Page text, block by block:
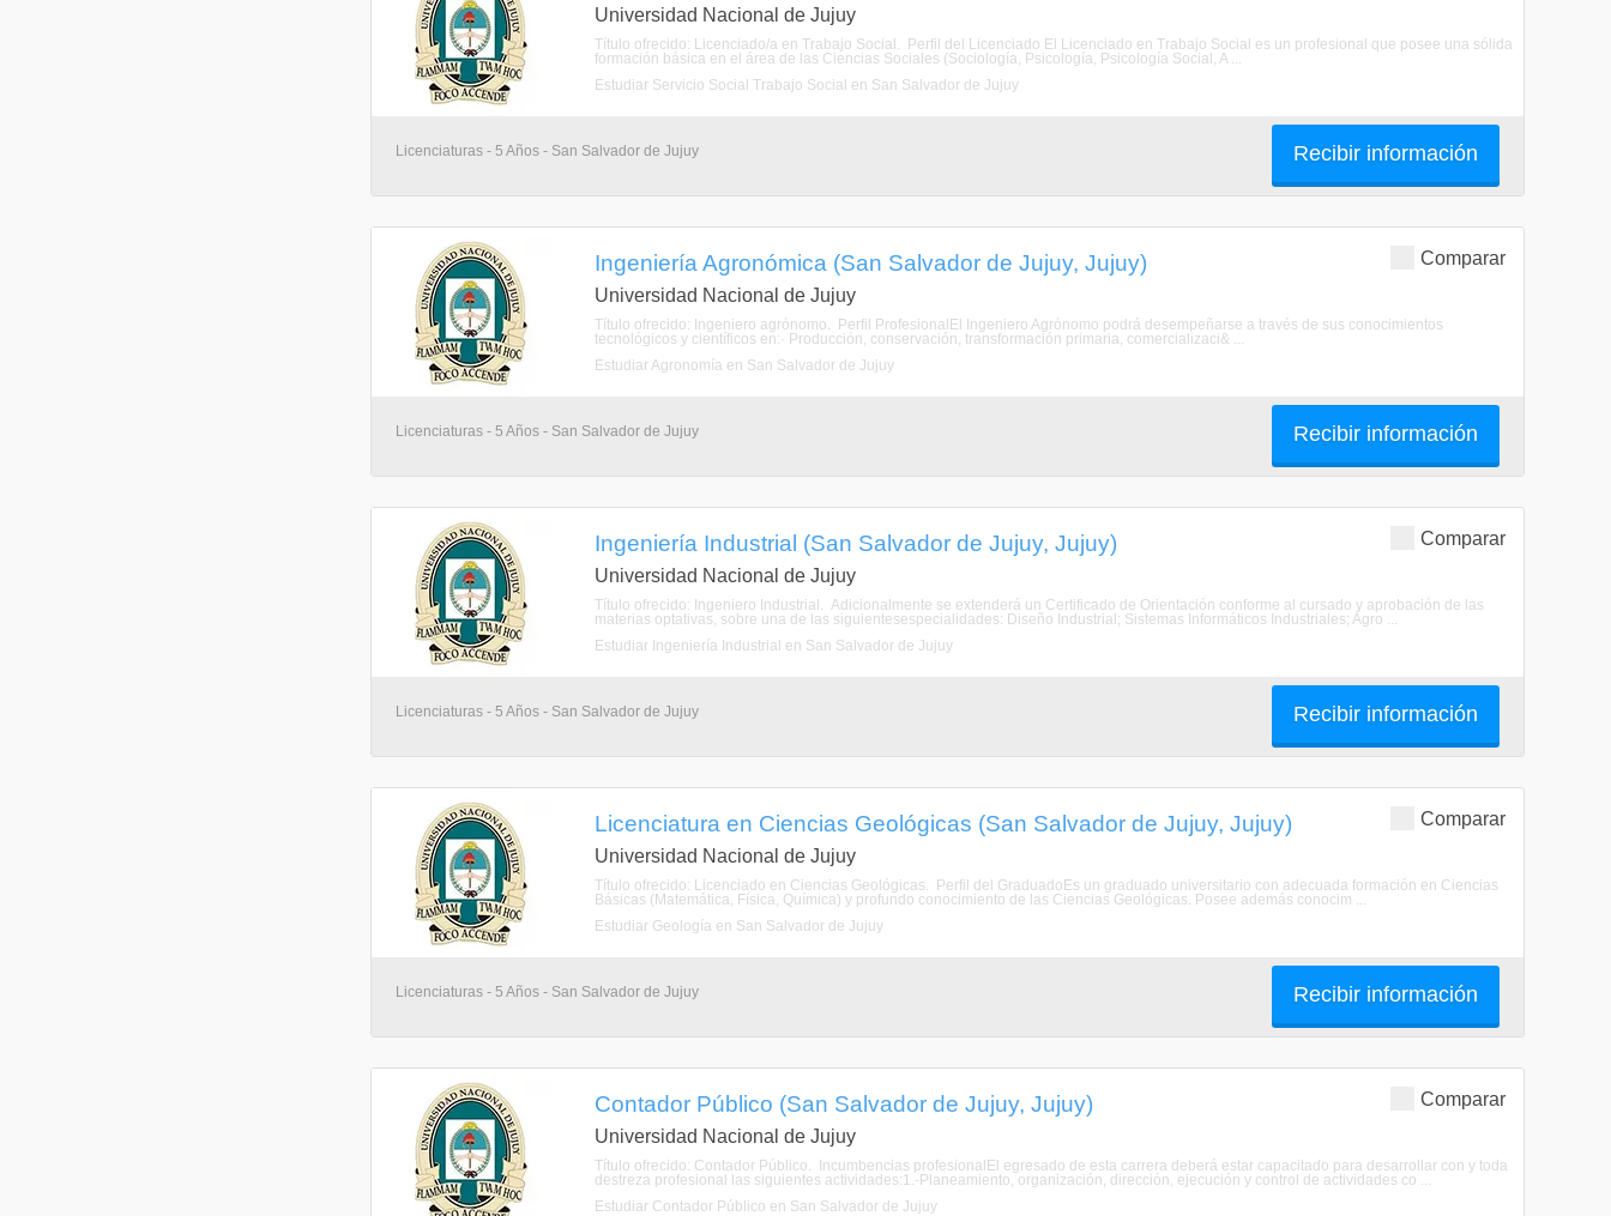
Universidad Nacional de Jujuy
Título ofrecido: Licenciado/a en Trabajo Social. Perfil del Licenciado El Licenciado en Trabajo Social es un profesional que posee una sólida
formación básica en el área de las Ciencias Sociales (Sociología, Psicología, Psicología Social, A ...
Estudiar Servicio Social Trabajo Social en San Salvador de Jujuy
Licenciaturas - 5 Años - San Salvador de Jujuy Recibir información
Comparar
Ingeniería Agronómica (San Salvador de Jujuy, Jujuy)
Universidad Nacional de Jujuy
Título ofrecido: Ingeniero agrónomo. Perfil ProfesionalEl Ingeniero Agrónomo podrá desempeñarse a través de sus conocimientos
tecnológicos y científicos en:· Producción, conservación, transformación primaria, comercializaci& ...
Estudiar Agronomía en San Salvador de Jujuy
Licenciaturas - 5 Años - San Salvador de Jujuy Recibir información
Comparar
Ingeniería Industrial (San Salvador de Jujuy, Jujuy)
Universidad Nacional de Jujuy
Título ofrecido: Ingeniero Industrial. Adicionalmente se extenderá un Certificado de Orientación conforme al cursado y aprobación de las
materias optativas, sobre una de las siguientesespecialidades: Diseño Industrial; Sistemas Informáticos Industriales; Agro ...
Estudiar Ingeniería Industrial en San Salvador de Jujuy
Licenciaturas - 5 Años - San Salvador de Jujuy Recibir información
Comparar
Licenciatura en Ciencias Geológicas (San Salvador de Jujuy, Jujuy)
Universidad Nacional de Jujuy
Título ofrecido: Licenciado en Ciencias Geológicas. Perfil del GraduadoEs un graduado universitario con adecuada formación en Ciencias
Básicas (Matemática, Física, Química) y profundo conocimiento de las Ciencias Geológicas. Posee además conocim ...
Estudiar Geología en San Salvador de Jujuy
Licenciaturas - 5 Años - San Salvador de Jujuy Recibir información
Comparar
Contador Público (San Salvador de Jujuy, Jujuy)
Universidad Nacional de Jujuy
Título ofrecido: Contador Público. Incumbencias profesionalEl egresado de esta carrera deberá estar capacitado para desarrollar con y toda
destreza profesional las siguientes actividades:1.-Planeamiento, organización, dirección, ejecución y control de actividades co ...
Estudiar Contador Público en San Salvador de Jujuy